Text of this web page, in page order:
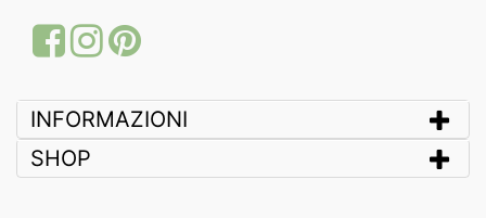
FacebookInstagram
Pinterest
INFORMAZIONI
SHOP